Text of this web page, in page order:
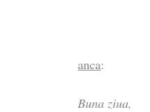
anca:
Buna ziua,